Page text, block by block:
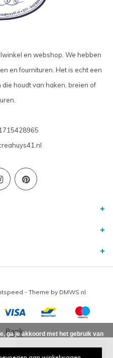
en webshop. We hebben
en fournituren. Het is echt een
houdt van haken, breien of
- Theme by DMWS.nl
ga je akkoord met het gebruik van